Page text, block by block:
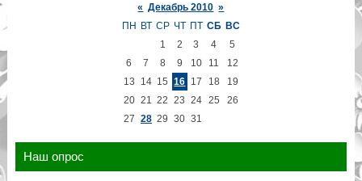
« Декабрь 2010 »
ПН ВТ СР ЧТ ПТ СБ ВС
1
2 3 4
5
6
7 8 9 10 11
12
13
14 15 16 17 18
19
20 21 22 23 24 25
26
27 28 29 30 31
Наш опрос